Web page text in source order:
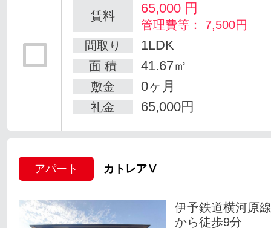
賃料 65,000 円
管理費等： 7,500円
間取り
1LDK
面 積 41.67㎡
敷金 0ヶ月
礼金 65,000円
アパート カトレアⅤ
伊予鉄道横河原
から徒歩9分